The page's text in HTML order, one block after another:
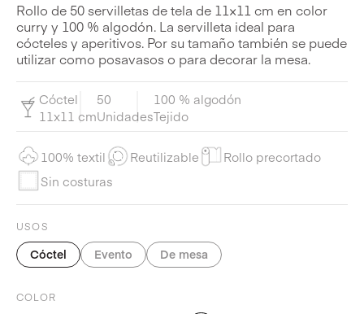
Rollo de 50 servilletas de tela de 11×11 cm en color
curry y 100 % algodón. La servilleta ideal para
cócteles y aperitivos. Por su tamaño también se puede
utilizar como posavasos o para decorar la mesa.
Cóctel
11x11 cm
50
Unidades
100 % algodón
Tejido
100% textil Reutilizable
Rollo precortado
Sin costuras
COLOR
USOS
Cóctel Evento De mesa